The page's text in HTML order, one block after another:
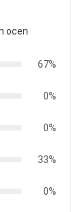
ocen
67%
0%
0%
33%
0%